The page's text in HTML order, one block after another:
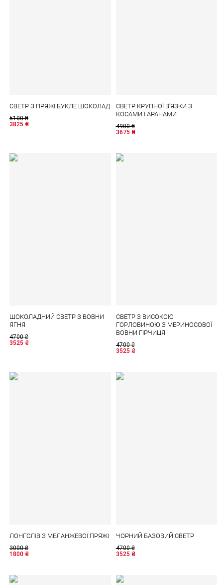
СВЕТР З ПРЯЖІ БУКЛЕ ШОКОЛАД
5100₴
3825 ₴
СВЕТР КРУПНОЇ В'ЯЗКИ З
КОСАМИ І АРАНАМИ
4900₴
3675 ₴
ШОКОЛАДНИЙ СВЕТР З ВОВНИ
ЯГНЯ
4700₴
3525 ₴
СВЕТР З ВИСОКОЮ
ГОРЛОВИНОЮ З МЕРИНОСОВОЇ
ВОВНИ ГІРЧИЦЯ
4700₴
3525 ₴
ЛОНГСЛІВ З МЕЛАНЖЕВОЇ ПРЯЖІ
3000₴
1800 ₴
ЧОРНИЙ БАЗОВИЙ СВЕТР
4700₴
3525 ₴